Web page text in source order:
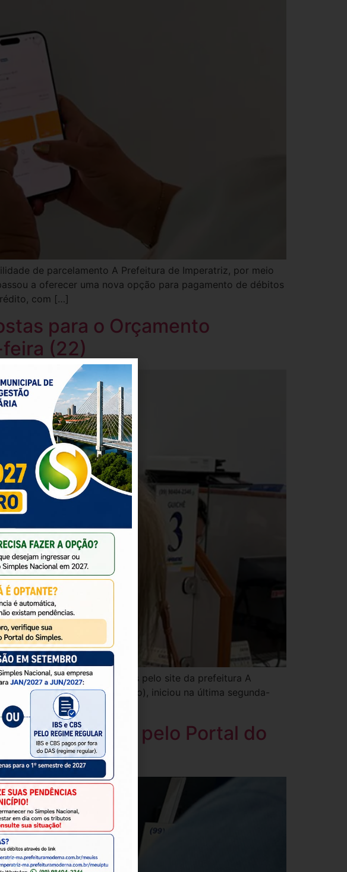
de parcelamento A Prefeitura de Imperatriz, por meio
a oferecer uma nova opção para pagamento de débitos
com […]
para o Orçamento
(22)
pelos próximos 30 dias pelo site da prefeitura A
Orçamentária (Sefazgo), iniciou na última segunda-
A iniciativa […]
municipais pelo Portal do
emitir